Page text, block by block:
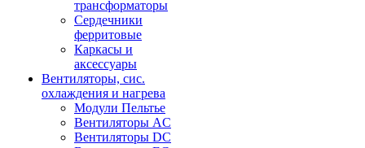
трансформаторы
Сердечники
ферритовые
Каркасы и
аксессуары
Вентиляторы, сис.
охлаждения и нагрева
Модули Пельтье
Вентиляторы AC
Вентиляторы DC